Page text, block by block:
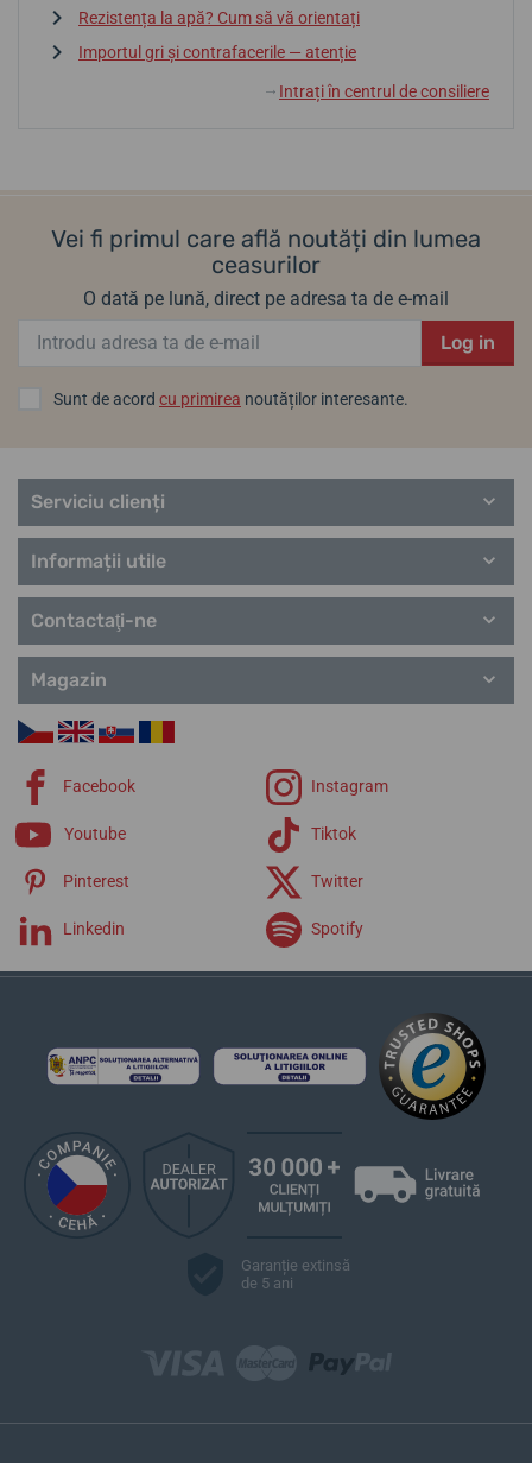
Rezistența la apă? Cum să vă orientați
Importul gri și contrafacerile — atenție
↓ Intrați în centrul de consiliere
Vei fi primul care află noutăți din lumea
ceasurilor
O dată pe lună, direct pe adresa ta de e-mail
Log in
Sunt de acord cu primirea noutăților interesante.
Serviciu clienți
Informații utile
Contactaţi-ne
Magazin
Facebook Instagram
Youtube Tiktok
Pinterest Twitter
Linkedin Spotify
Garanție extinsă
de 5 ani